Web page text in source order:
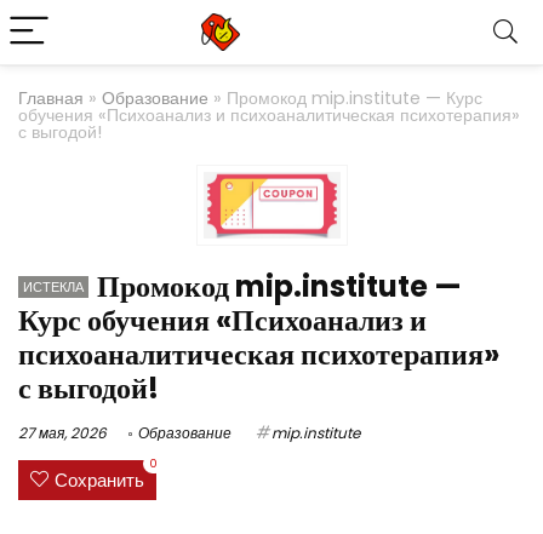
Главная » Образование » Промокод mip.institute — Курс
обучения «Психоанализ и психоаналитическая психотерапия»
с выгодой!
ИСТЕКЛА
Промокод mip.institute —
Курс обучения «Психоанализ и
психоаналитическая психотерапия»
с выгодой!
27 мая, 2026 Образование mip.institute
Сохранить
0